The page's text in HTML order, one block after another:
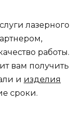
лазерного
работы.
вам получить
и изделия
сроки.